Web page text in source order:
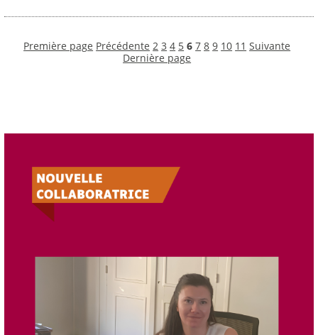
Première page Précédente 2 3 4 5 6 7 8 9 10 11 Suivante
Dernière page